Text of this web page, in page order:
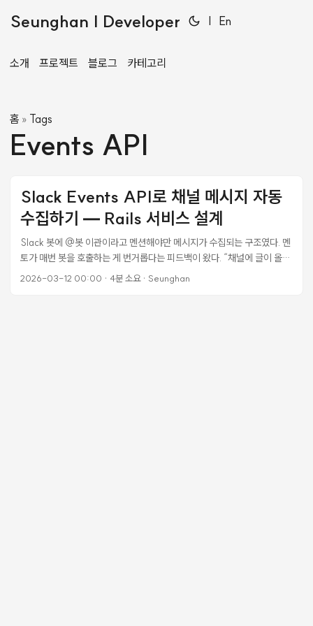
Seunghan | Developer | En
소개 프로젝트 블로그 카테고리
홈 » Tags
Events API
Slack Events API로 채널 메시지 자동
수집하기 — Rails 서비스 설계
Slack 봇에 @봇 이관이라고 멘션해야만 메시지가 수집되는 구조였다. 멘
토가 매번 봇을 호출하는 게 번거롭다는 피드백이 왔다. “채널에 글이 올라
오면 알아서 수집하면 안 되냐?“는 질문에서 시작된 작업 기록이다. 기존
2026-03-12 00:00 · 4분 소요· Seunghan